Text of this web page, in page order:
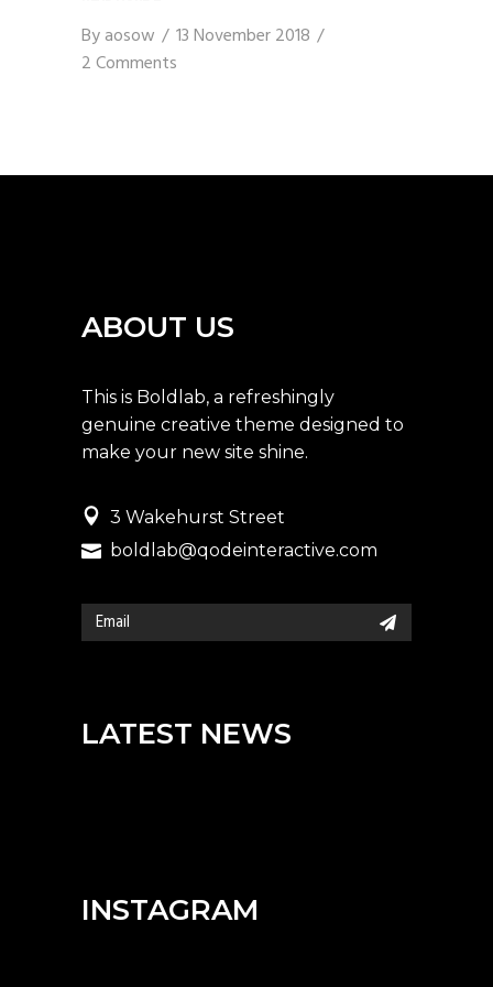
Byaosow
13 November 2018
2 Comments
PAGINATION
ABOUT US
This is Boldlab, a refreshingly
genuine creative theme designed to
make your new site shine.
3 Wakehurst Street
boldlab@qodeinteractive.com
LATEST NEWS
INSTAGRAM